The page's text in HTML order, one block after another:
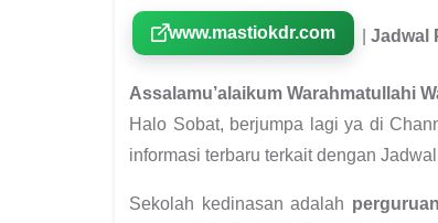
www.mastiokdr.com Jadwal
Assalamu’alaikum Warahmatullahi
Halo Sobat, berjumpa lagi ya di
informasi terbaru terkait dengan
Sekolah kedinasan adalah